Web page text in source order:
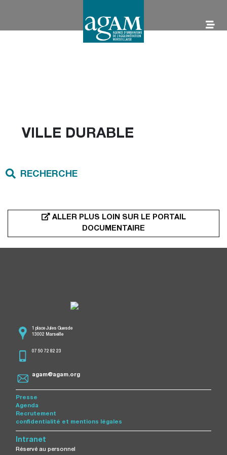
AGAM
VILLE DURABLE
RECHERCHE
ALLER PLUS LOIN SUR LE PORTAIL
DOCUMENTAIRE
1 place Jules Guesde
13002 Marseille
07 50 72 82 23
agam@agam.org
Presse
Agenda
Recrutement
confidentialité et mentions légales
Intranet
Réservé au personnel